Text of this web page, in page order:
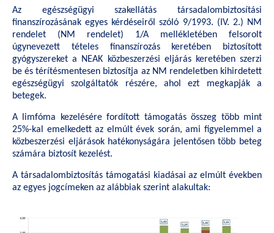
Az egészségügyi szakellátás társadalombiztosítási
finanszírozásának egyes kérdéseiről szóló 9/1993. (IV. 2.) NM
rendelet (NM rendelet) 1/A mellékletében felsorolt
úgynevezett tételes finanszírozás keretében biztosított
gyógyszereket a NEAK közbeszerzési eljárás keretében szerzi
be és térítésmentesen biztosítja az NM rendeletben kihirdetett
egészségügyi szolgáltatók részére, ahol ezt megkapják a
betegek.
A limfóma kezelésére fordított támogatás összeg több mint
25%-kal emelkedett az elmúlt évek során, ami figyelemmel a
közbeszerzési eljárások hatékonyságára jelentősen több beteg
számára biztosít kezelést.
A társadalombiztosítás támogatási kiadásai az elmúlt években
az egyes jogcímeken az alábbiak szerint alakultak: